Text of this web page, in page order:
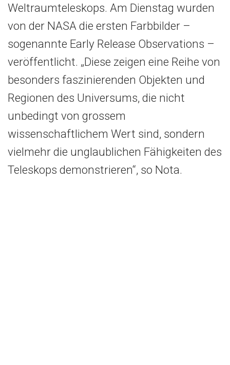
Weltraumteleskops. Am Dienstag wurden
von der NASA die ersten Farbbilder –
sogenannte Early Release Observations –
veröffentlicht. „Diese zeigen eine Reihe von
besonders faszinierenden Objekten und
Regionen des Universums, die nicht
unbedingt von grossem
wissenschaftlichem Wert sind, sondern
vielmehr die unglaublichen Fähigkeiten des
Teleskops demonstrieren“, so Nota.